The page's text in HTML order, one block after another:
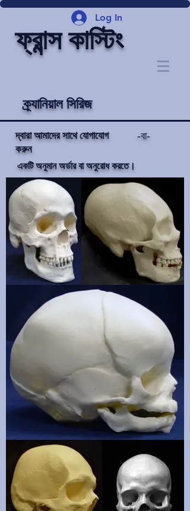
Log In
ফ্রান্স কাস্টিং
ক্র্যানিয়াল সিরিজ
দ্বারা আমাদের সাথে যোগাযোগ
করুন
-বা-
একটি অনুমান অর্ডার বা অনুরোধ করতে।